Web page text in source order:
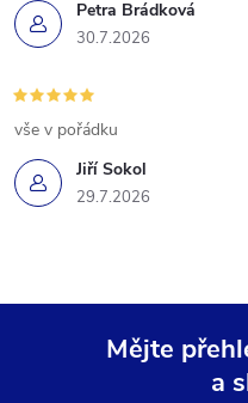
Petra Brádková
30.7.2026
Jiří Sokol
29.7.2026
vše v pořádku
Mějte
a